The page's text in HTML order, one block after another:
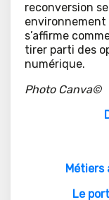
reconversion
environnement
s’affirme
tirer parti des
numérique.
Photo Canva©
Métiers
Le